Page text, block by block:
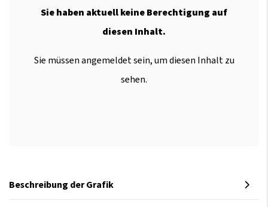
Sie haben aktuell keine Berechtigung auf
diesen Inhalt.
Sie müssen angemeldet sein, um diesen Inhalt zu
sehen.
Beschreibung der Grafik